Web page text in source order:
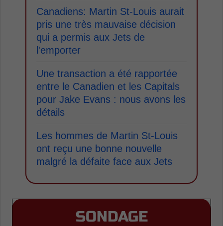
Canadiens: Martin St-Louis aurait
pris une très mauvaise décision
qui a permis aux Jets de
l'emporter
Une transaction a été rapportée
entre le Canadien et les Capitals
pour Jake Evans : nous avons les
détails
Les hommes de Martin St-Louis
ont reçu une bonne nouvelle
malgré la défaite face aux Jets
SONDAGE